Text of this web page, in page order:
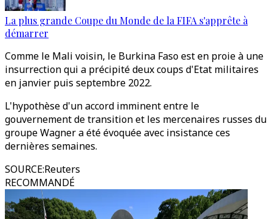
La plus grande Coupe du Monde de la FIFA s'apprête à
démarrer
Comme le Mali voisin, le Burkina Faso est en proie à une
insurrection qui a précipité deux coups d'Etat militaires
en janvier puis septembre 2022.
L'hypothèse d'un accord imminent entre le
gouvernement de transition et les mercenaires russes du
groupe Wagner a été évoquée avec insistance ces
dernières semaines.
SOURCE:Reuters
RECOMMANDÉ